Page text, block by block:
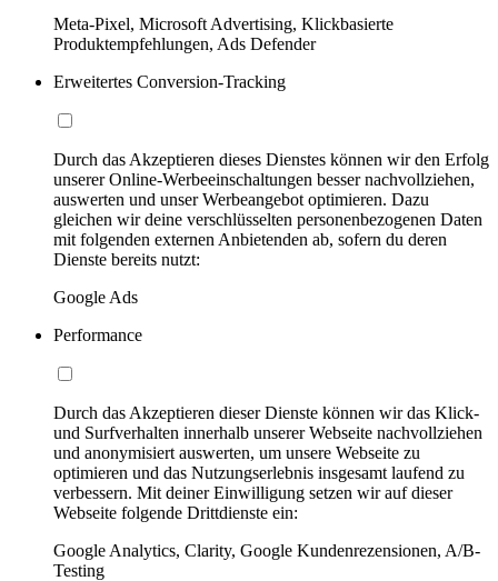
Meta-Pixel, Microsoft Advertising, Klickbasierte
Produktempfehlungen, Ads Defender
Erweitertes Conversion-Tracking
Durch das Akzeptieren dieses Dienstes können wir den Erfolg
unserer Online-Werbeeinschaltungen besser nachvollziehen,
auswerten und unser Werbeangebot optimieren. Dazu
gleichen wir deine verschlüsselten personenbezogenen Daten
mit folgenden externen Anbietenden ab, sofern du deren
Dienste bereits nutzt:
Google Ads
Performance
Durch das Akzeptieren dieser Dienste können wir das Klick-
und Surfverhalten innerhalb unserer Webseite nachvollziehen
und anonymisiert auswerten, um unsere Webseite zu
optimieren und das Nutzungserlebnis insgesamt laufend zu
verbessern. Mit deiner Einwilligung setzen wir auf dieser
Webseite folgende Drittdienste ein:
Google Analytics, Clarity, Google Kundenrezensionen, A/B-
Testing